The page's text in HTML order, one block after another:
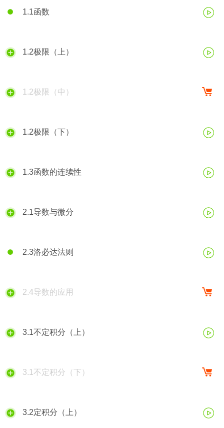
1.1函数
1.2极限（上）
1.2极限（中）
1.2极限（下）
1.3函数的连续性
2.1导数与微分
2.3洛必达法则
2.4导数的应用
3.1不定积分（上）
3.1不定积分（下）
3.2定积分（上）